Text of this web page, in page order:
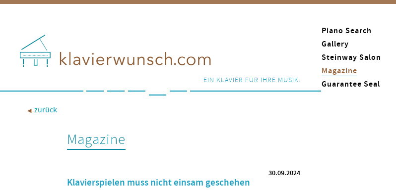
EIN KLAVIER FÜR IHRE MUSIK.
Piano Search
Gallery
Steinway Salon
Magazine
Guarantee Seal
◀︎ zurück
Magazine
30.09.2024
Klavierspielen muss nicht einsam geschehen